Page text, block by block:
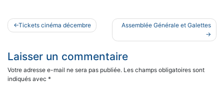
Navigation
de
l’article
Tickets cinéma décembre Assemblée Générale et Galettes
Laisser un commentaire
Votre adresse e-mail ne sera pas publiée. Les champs obligatoires sont
indiqués avec *